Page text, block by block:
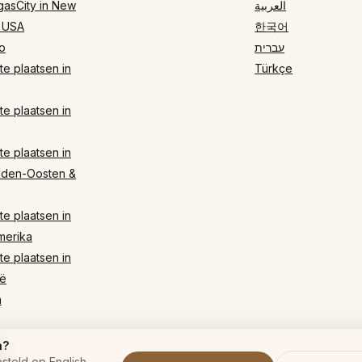
in New
plaatsen in
plaatsen in
plaatsen in
Oosten &
plaatsen in
plaatsen in
العربية
한국어
עברית
Türkçe